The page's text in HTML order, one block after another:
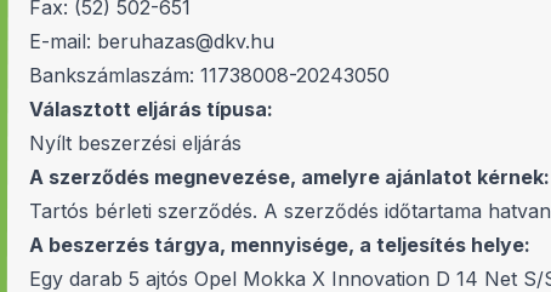
Fax: (52) 502-651
E-mail: beruhazas@dkv.hu
Bankszámlaszám: 11738008-20243050
Választott eljárás típusa:
Nyílt beszerzési eljárás
A szerződés megnevezése, amelyre ajánlatot kérnek:
Tartós bérleti szerződés. A szerződés időtartama
A beszerzés tárgya, mennyisége, a teljesítés helye:
Egy darab 5 ajtós Opel Mokka X Innovation D 14 Net